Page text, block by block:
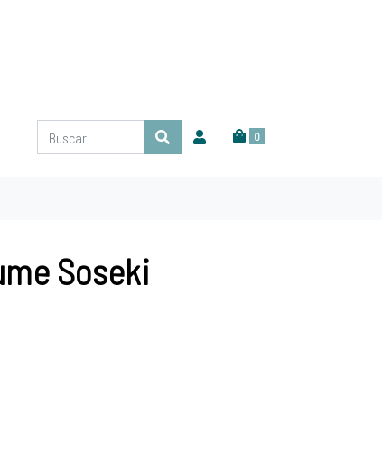
0
Soseki